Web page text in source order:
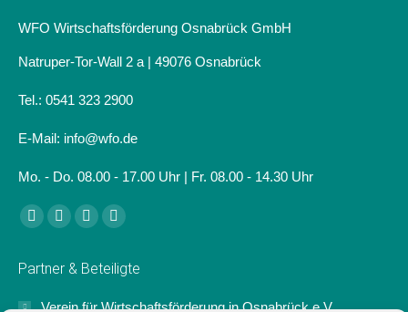
WFO Wirtschaftsförderung Osnabrück GmbH
Natruper-Tor-Wall 2 a | 49076 Osnabrück
Tel.: 0541 323 2900
E-Mail: info@wfo.de
Mo. - Do. 08.00 - 17.00 Uhr | Fr. 08.00 - 14.30 Uhr
Finden Sie uns auf:
Facebook
opens
in
Linkedin
opens
Instagram
opens
in
Website
opens
in
Partner & Beteiligte
Verein für Wirtschaftsförderung in Osnabrück e.V.